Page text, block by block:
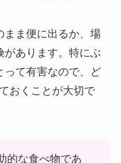
まま便に出るか、場
があります。特にぶ
って有害なので、ど
おくことが大切で
的な食べ物であ